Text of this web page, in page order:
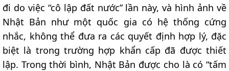
đi do việc “cô lập đất nước” lần này, và hình ảnh về
Nhật Bản như một quốc gia có hệ thống cứng
nhắc, không thể đưa ra các quyết định hợp lý, đặc
biệt là trong trường hợp khẩn cấp đã được thiết
lập. Trong thời bình, Nhật Bản được cho là có “tấm